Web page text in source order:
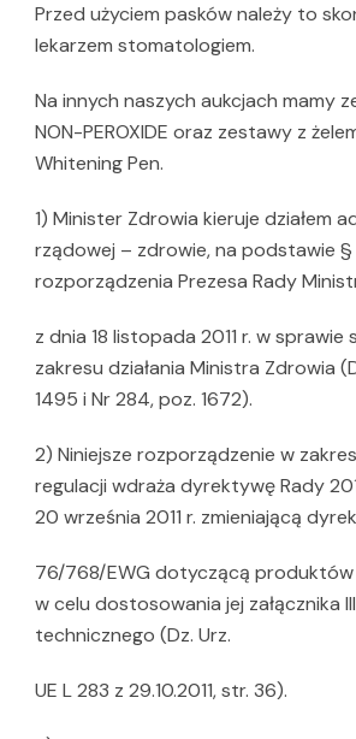
Przed użyciem pasków należy to
lekarzem stomatologiem.
Na innych naszych aukcjach mamy
NON-PEROXIDE oraz zestawy z
Whitening Pen.
1) Minister Zdrowia kieruje działem
rządowej – zdrowie, na podstawie §
rozporządzenia Prezesa Rady
z dnia 18 listopada 2011 r. w sprawie
zakresu działania Ministra Zdrowia
1495 i Nr 284, poz. 1672).
2) Niniejsze rozporządzenie w
regulacji wdraża dyrektywę Rady
20 września 2011 r. zmieniającą
76/768/EWG dotyczącą
w celu dostosowania jej załącznika
technicznego (Dz. Urz.
UE L 283 z 29.10.2011, str. 36).